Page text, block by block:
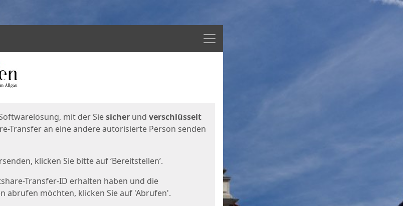
Menü
mit der Siesicher und verschlüsselt
Transfer an eine andere autorisierte Person senden
klicken Sie bitte auf ‘Bereitstellen’.
Transfer-ID erhalten haben und die
abrufen möchten, klicken Sie auf 'Abrufen'.